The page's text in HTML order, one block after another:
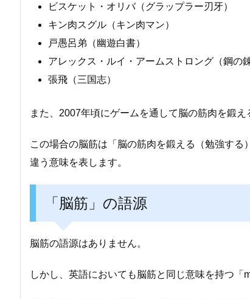
ビスケット・オリバ（グラップラー刃牙）
キン肉スグル（キン肉マン）
戸愚呂弟（幽遊白書）
アレックス・ルイ・アームストロング（鋼の
張飛（三国志）
また、2007年頃にゲームを通して脳の筋肉を鍛
この場合の脳筋は「脳の筋肉を鍛える（勉強す
違う意味を表します。
「脳筋」の語源
脳筋の語源はありません。
しかし、英語においても脳筋と同じ意味を持つ「